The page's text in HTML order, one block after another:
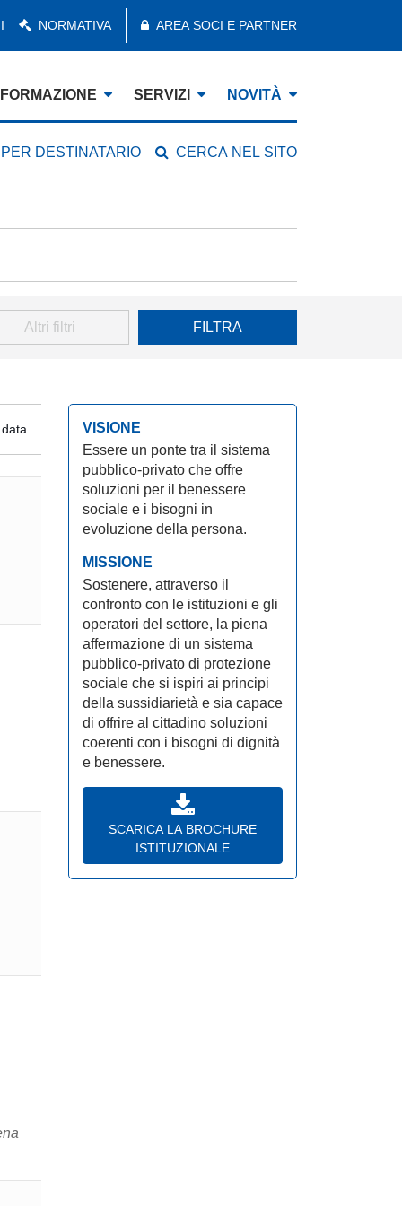
NORMATIVA AREA SOCI E PARTNER
FORMAZIONE SERVIZI NOVITÀ
DESTINATARIO CERCA NEL SITO
Altri filtri FILTRA
VISIONE
Essere un ponte tra il sistema
pubblico-privato che offre
soluzioni per il benessere
sociale e i bisogni in
evoluzione della persona.
MISSIONE
Sostenere, attraverso il
confronto con le istituzioni e gli
operatori del settore, la piena
affermazione di un sistema
pubblico-privato di protezione
sociale che si ispiri ai principi
della sussidiarietà e sia capace
di offrire al cittadino soluzioni
coerenti con i bisogni di dignità
e benessere.
SCARICA LA BROCHURE
ISTITUZIONALE